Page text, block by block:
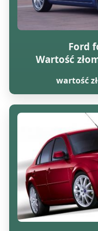
Ford
Wartość
wartość